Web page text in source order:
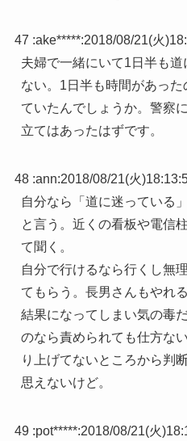
47 :ake*****:2018/08/21(火
夫婦で一緒にいて1日半も
ない。1日半も時間があっ
ていたんでしょうか。警察
立てはあったはずです。
48 :ann:2018/08/21(火
自分なら「道に迷っている
と言う。近くの看板や電信
て聞く。
自分で行けるなら行くし無
てもらう。長男さんもやれ
結果になってしまい気の毒
のなら責められても仕方な
り上げてないところから判
思えないけど。
49 :pot*****:2018/08/21(火